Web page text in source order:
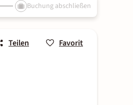
Buchung abschließen
Teilen Favorit